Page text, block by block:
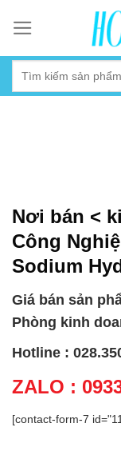
content
Nơi bán <
Công
Sodium
Giá bán sản
Phòng kinh
Hotline :
ZALO :
[contact-form-7